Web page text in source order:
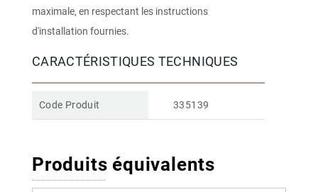
maximale, en respectant les instructions
d'installation fournies.
CARACTÉRISTIQUES TECHNIQUES
Code Produit 335139
Produits équivalents